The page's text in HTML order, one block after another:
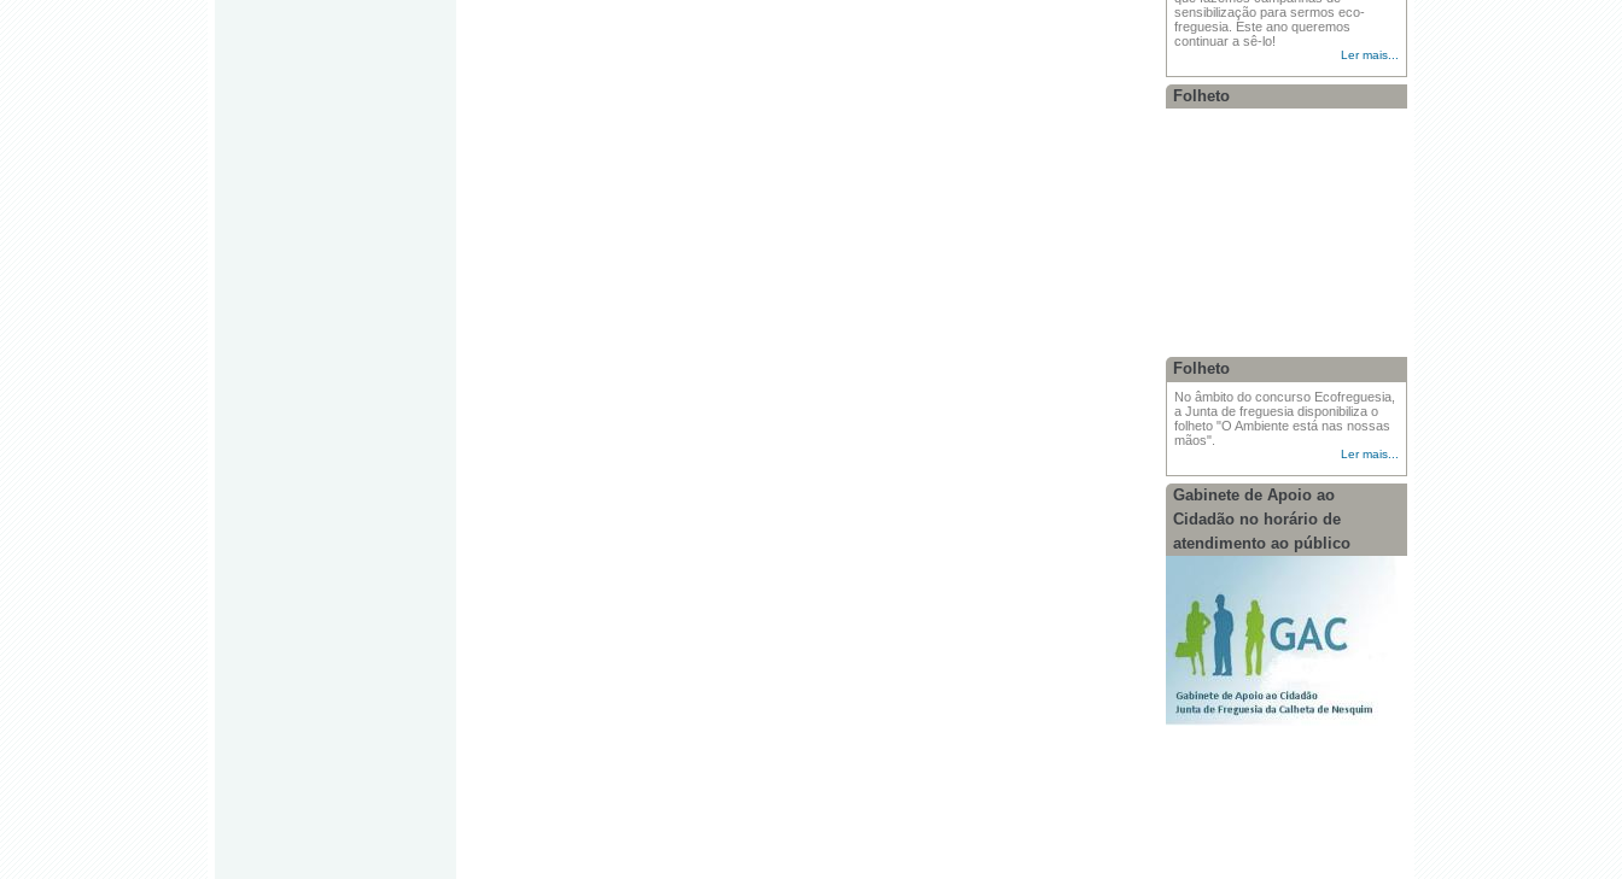
sensibilização para sermos eco-
freguesia. Este ano queremos
continuar a sê-lo!
Ler mais...
Folheto
Folheto
No âmbito do concurso Ecofreguesia,
a Junta de freguesia disponibiliza o
folheto "O Ambiente está nas nossas
mãos".
Ler mais...
Gabinete de Apoio ao
Cidadão no horário de
atendimento ao público